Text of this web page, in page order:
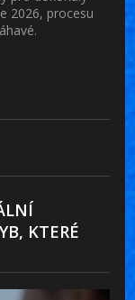
2026, procesu
KTERÉ